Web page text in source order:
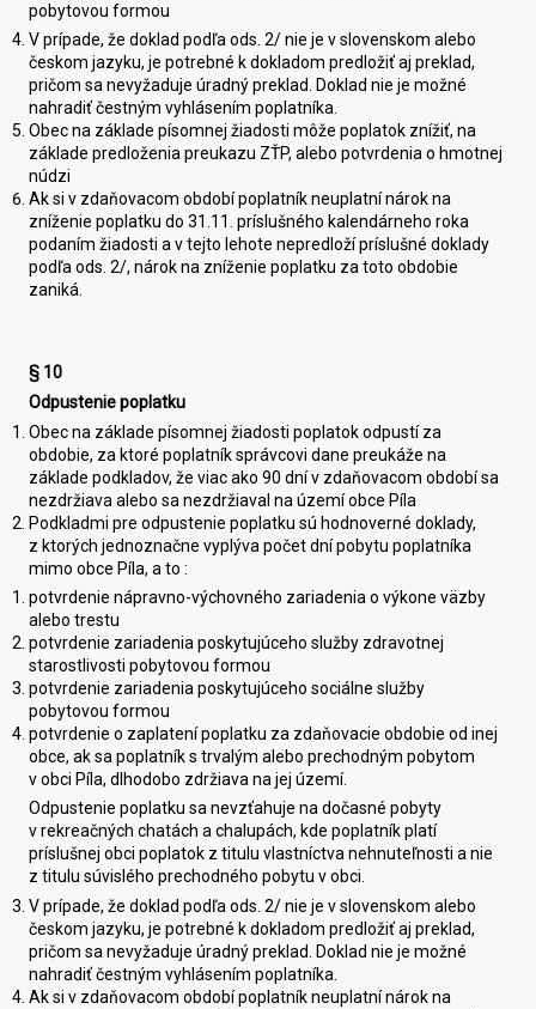
pobytovou formou
V prípade, že doklad podľa ods. 2/ nie je v slovenskom alebo
českom jazyku, je potrebné k dokladom predložiť aj preklad,
pričom sa nevyžaduje úradný preklad. Doklad nie je možné
nahradiť čestným vyhlásením poplatníka.
Obec na základe písomnej žiadosti môže poplatok znížiť, na
základe predloženia preukazu ZŤP, alebo potvrdenia o hmotnej
núdzi
Ak si v zdaňovacom období poplatník neuplatní nárok na
zníženie poplatku do 31.11. príslušného kalendárneho roka
podaním žiadosti a v tejto lehote nepredloží príslušné doklady
podľa ods. 2/, nárok na zníženie poplatku za toto obdobie
zaniká.
§ 10
Odpustenie poplatku
Obec na základe písomnej žiadosti poplatok odpustí za
obdobie, za ktoré poplatník správcovi dane preukáže na
základe podkladov, že viac ako 90 dní v zdaňovacom období sa
nezdržiava alebo sa nezdržiaval na území obce Píla
Podkladmi pre odpustenie poplatku sú hodnoverné doklady,
z ktorých jednoznačne vyplýva počet dní pobytu poplatníka
mimo obce Píla, a to :
potvrdenie nápravno-výchovného zariadenia o výkone väzby
alebo trestu
potvrdenie zariadenia poskytujúceho služby zdravotnej
starostlivosti pobytovou formou
potvrdenie zariadenia poskytujúceho sociálne služby
pobytovou formou
potvrdenie o zaplatení poplatku za zdaňovacie obdobie od inej
obce, ak sa poplatník s trvalým alebo prechodným pobytom
v obci Píla, dlhodobo zdržiava na jej území.
Odpustenie poplatku sa nevzťahuje na dočasné pobyty
v rekreačných chatách a chalupách, kde poplatník platí
príslušnej obci poplatok z titulu vlastníctva nehnuteľnosti a nie
z titulu súvislého prechodného pobytu v obci.
V prípade, že doklad podľa ods. 2/ nie je v slovenskom alebo
českom jazyku, je potrebné k dokladom predložiť aj preklad,
pričom sa nevyžaduje úradný preklad. Doklad nie je možné
nahradiť čestným vyhlásením poplatníka.
Ak si v zdaňovacom období poplatník neuplatní nárok na